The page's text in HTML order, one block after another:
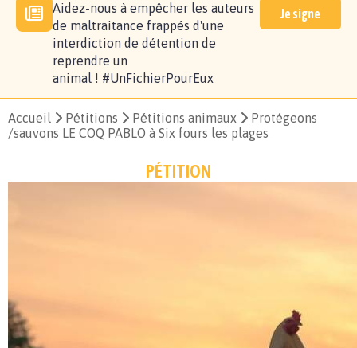
Aidez-nous à empêcher les auteurs
de maltraitance frappés d'une
interdiction de détention de
reprendre un
animal ! #UnFichierPourEux
Je signe
Accueil Pétitions Pétitions animaux
Protégeons
/sauvons LE COQ PABLO à Six fours les plages
PÉTITION